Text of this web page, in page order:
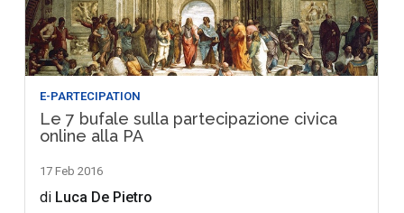
E-PARTECIPATION
Le 7 bufale sulla partecipazione civica
online alla PA
17 Feb 2016
di Luca De Pietro